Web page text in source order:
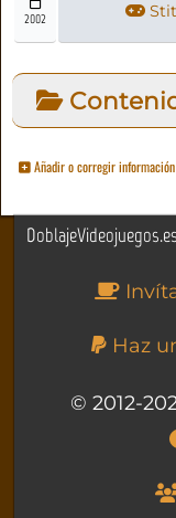
2002
Añadir o corregir información
Haz
© 2012-